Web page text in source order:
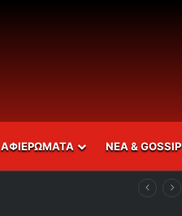
ΑΦΙΕΡΩΜΑΤΑ ΝΕΑ & GOSSIP